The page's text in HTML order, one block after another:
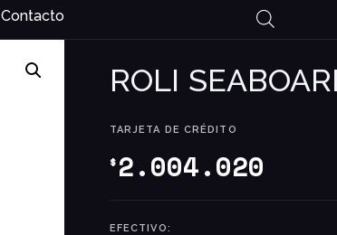
Contacto
ROLI
$2.004.020
TARJETA DE CRÉDITO
EFECTIVO: